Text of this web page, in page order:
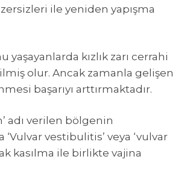
ile yeniden yapışma
kızlık zarı cerrahi
olur. Ancak zamanla gelişen
başarıyı arttırmaktadır.
adı verilen bölgenin
vestibulitis’ veya ‘vulvar
kasılma ile birlikte vajina